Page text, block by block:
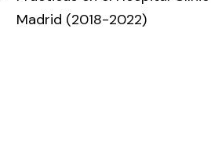
Madrid (2018-2022)